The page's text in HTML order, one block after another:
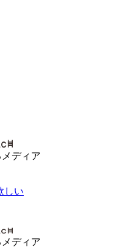
ディア
しい
ディア